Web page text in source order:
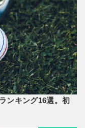
ンキング16選。初